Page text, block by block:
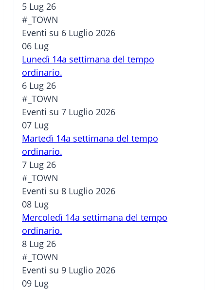
5 Lug 26
#_TOWN
Eventi su 6 Luglio 2026
06 Lug
Lunedì 14a settimana del tempo
ordinario.
6 Lug 26
#_TOWN
Eventi su 7 Luglio 2026
07 Lug
Martedì 14a settimana del tempo
ordinario.
7 Lug 26
#_TOWN
Eventi su 8 Luglio 2026
08 Lug
Mercoledì 14a settimana del tempo
ordinario.
8 Lug 26
#_TOWN
Eventi su 9 Luglio 2026
09 Lug